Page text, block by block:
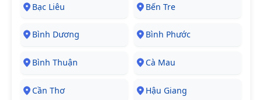
Bạc Liêu Bến Tre
Bình Dương Bình Phước
Bình Thuận Cà Mau
Cần Thơ Hậu Giang